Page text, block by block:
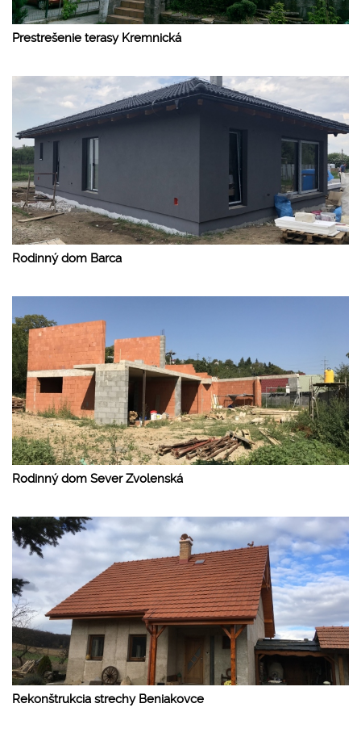
Prestrešenie terasy Kremnická
Rodinný dom Barca
Rodinný dom Sever Zvolenská
Rekonštrukcia strechy Beniakovce